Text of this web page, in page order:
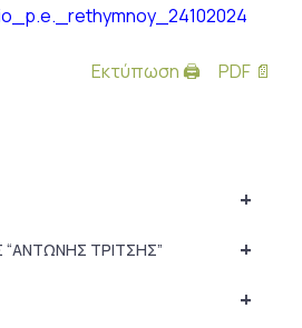
Εκτύπωση 🖨 PDF 📄
+
+
ΤΡΙΤΣΗΣ”
+